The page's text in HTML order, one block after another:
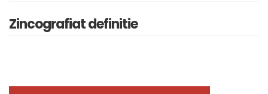
Zincografiat definitie